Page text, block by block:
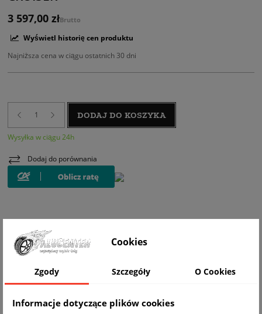
3 597,00 złBrutto
Wyświetl historię cen produktu
Najniższa cena w ciągu ostatnich 30 dni
DODAJ DO KOSZYKA
Wysyłka w ciągu 24h
Dodaj do porównania
WIZUALIZACJA NA AUCIE
Cookies
Zgody Szczegóły O Cookies
Informacje dotyczące plików cookies